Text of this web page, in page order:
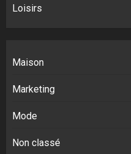
Loisirs
Maison
Marketing
Mode
Non classé